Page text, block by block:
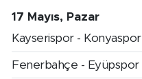
17 Mayıs, Pazar
Kayserispor - Konyaspor
Fenerbahçe - Eyüpspor